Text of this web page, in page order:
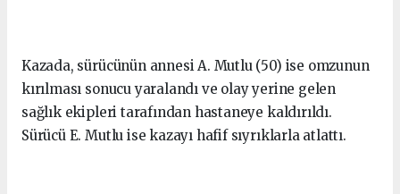
Kazada, sürücünün annesi A. Mutlu (50) ise omzunun
kırılması sonucu yaralandı ve olay yerine gelen
sağlık ekipleri tarafından hastaneye kaldırıldı.
Sürücü E. Mutlu ise kazayı hafif sıyrıklarla atlattı.